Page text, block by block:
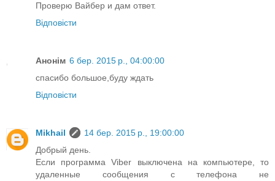
Проверю Вайбер и дам ответ.
Відповісти
Анонім 6 бер. 2015 р., 04:00:00
спасибо большое,буду ждать
Відповісти
Mikhail
14 бер. 2015 р., 19:00:00
Добрый день.
Если программа Viber выключена на компьютере, то
удаленные сообщения с телефона не